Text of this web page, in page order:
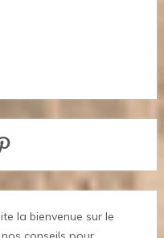
la bienvenue sur le